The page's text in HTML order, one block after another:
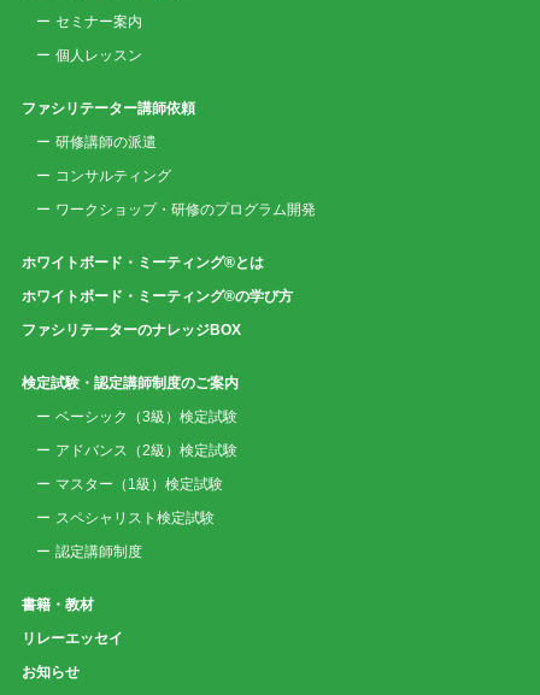
セミナー案内
個人レッスン
ファシリテーター講師依頼
研修講師の派遣
コンサルティング
ワークショップ・研修のプログラム開発
ホワイトボード・ミーティング®とは
ホワイトボード・ミーティング®の学び方
ファシリテーターのナレッジBOX
検定試験・認定講師制度のご案内
ベーシック（3級）検定試験
アドバンス（2級）検定試験
マスター（1級）検定試験
スペシャリスト検定試験
認定講師制度
書籍・教材
リレーエッセイ
お知らせ